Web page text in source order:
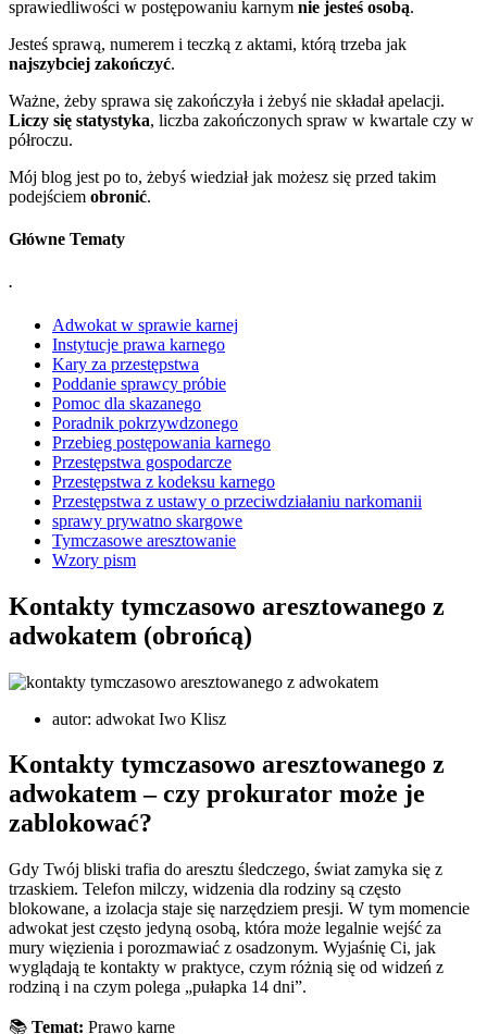
sprawiedliwości w postępowaniu karnym nie jesteś osobą.
Jesteś sprawą, numerem i teczką z aktami, którą trzeba jak
najszybciej zakończyć.
Ważne, żeby sprawa się zakończyła i żebyś nie składał apelacji.
Liczy się statystyka, liczba zakończonych spraw w kwartale czy w
półroczu.
Mój blog jest po to, żebyś wiedział jak możesz się przed takim
podejściem obronić.
Główne Tematy
.
Adwokat w sprawie karnej
Instytucje prawa karnego
Kary za przestępstwa
Poddanie sprawcy próbie
Pomoc dla skazanego
Poradnik pokrzywdzonego
Przebieg postępowania karnego
Przestępstwa gospodarcze
Przestępstwa z kodeksu karnego
Przestępstwa z ustawy o przeciwdziałaniu narkomanii
sprawy prywatno skargowe
Tymczasowe aresztowanie
Wzory pism
Kontakty tymczasowo aresztowanego z
adwokatem (obrońcą)
autor: adwokat Iwo Klisz
Kontakty tymczasowo aresztowanego z
adwokatem – czy prokurator może je
zablokować?
Gdy Twój bliski trafia do aresztu śledczego, świat zamyka się z
trzaskiem. Telefon milczy, widzenia dla rodziny są często
blokowane, a izolacja staje się narzędziem presji. W tym momencie
adwokat jest często jedyną osobą, która może legalnie wejść za
mury więzienia i porozmawiać z osadzonym. Wyjaśnię Ci, jak
wyglądają te kontakty w praktyce, czym różnią się od widzeń z
rodziną i na czym polega „pułapka 14 dni”.
📚 Temat: Prawo karne